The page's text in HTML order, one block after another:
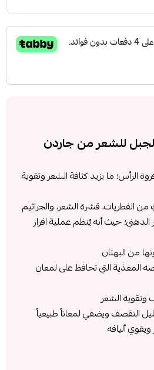
للشعر من جاردن
الرأس؛ ما يزيد كثافة الشعر وتقوية
قشرة الشعر، والجراثيم
حيث أنه يٌنظم عملية افراز
من البهتان
المغذية التي تحافظ على لمعان
وتقوية الشعر
التقصف ويضفي لمعاناً طبيعياً
أليافه